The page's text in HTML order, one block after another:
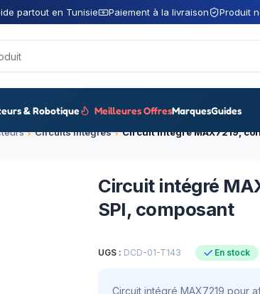
partout en Tunisie Paiement à la livraison Produit
& Robotique Meilleures OffresMarquesGuides
Circuits intégrés
Circuit intégré
SPI, composant
UGS : DCD-01-T143 En stock
Circuit intégré MAX7219 pour